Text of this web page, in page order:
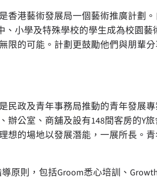
香港藝術發展局一個藝術推廣計劃
、小學及特殊學校的學生成為校園
限的可能。計劃更鼓勵他們與朋輩
民政及青年事務局推動的青年發展
辦公室、商舖及設有148間客房的Y
想的場地以發展潛能，一展所長。
原則，包括Groom悉心培訓、